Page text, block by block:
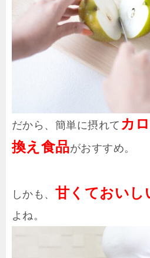
だから、簡単に摂れて カ
換え食品がおすすめ。
しかも、 甘くておいし
よね。